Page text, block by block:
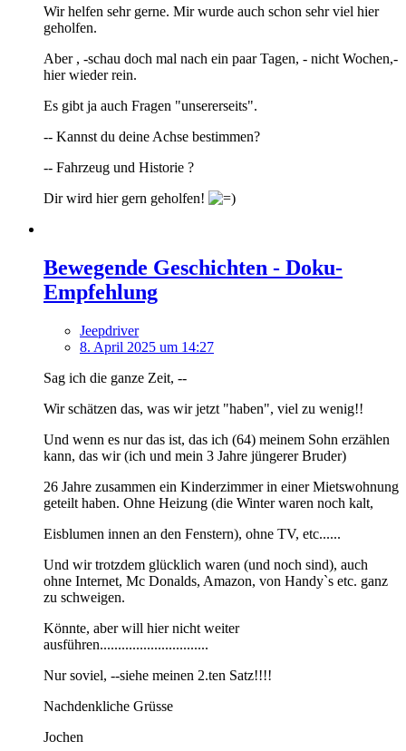
Wir helfen sehr gerne. Mir wurde auch schon sehr viel hier
geholfen.
Aber , -schau doch mal nach ein paar Tagen, - nicht Wochen,-
hier wieder rein.
Es gibt ja auch Fragen "unsererseits".
-- Kannst du deine Achse bestimmen?
-- Fahrzeug und Historie ?
Dir wird hier gern geholfen!
Bewegende Geschichten - Doku-
Empfehlung
Jeepdriver
8. April 2025 um 14:27
Sag ich die ganze Zeit, --
Wir schätzen das, was wir jetzt "haben", viel zu wenig!!
Und wenn es nur das ist, das ich (64) meinem Sohn erzählen
kann, das wir (ich und mein 3 Jahre jüngerer Bruder)
26 Jahre zusammen ein Kinderzimmer in einer Mietswohnung
geteilt haben. Ohne Heizung (die Winter waren noch kalt,
Eisblumen innen an den Fenstern), ohne TV, etc......
Und wir trotzdem glücklich waren (und noch sind), auch
ohne Internet, Mc Donalds, Amazon, von Handy`s etc. ganz
zu schweigen.
Könnte, aber will hier nicht weiter
ausführen..............................
Nur soviel, --siehe meinen 2.ten Satz!!!!
Nachdenkliche Grüsse
Jochen